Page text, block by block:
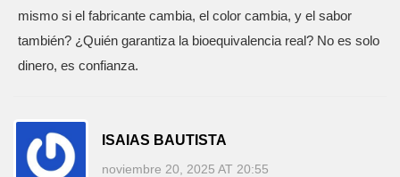
mismo si el fabricante cambia, el color cambia, y el sabor
también? ¿Quién garantiza la bioequivalencia real? No es solo
dinero, es confianza.
ISAIAS BAUTISTA
noviembre 20, 2025 AT 20:55